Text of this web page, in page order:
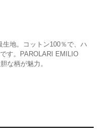
生地。コットン100％で、ハ
す。PAROLARI EMILIO
な柄が魅力。